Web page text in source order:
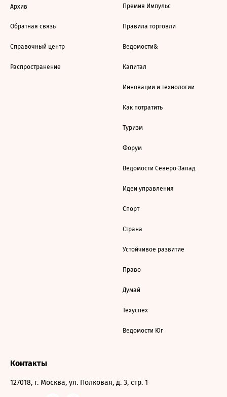
Архив
Обратная связь
Справочный центр
Распространение
Премия Импульс
Правила торговли
Ведомости&
Капитал
Инновации и технологии
Как потратить
Туризм
Форум
Ведомости Северо-Запад
Идеи управления
Спорт
Страна
Устойчивое развитие
Право
Думай
Техуспех
Ведомости Юг
Контакты
127018, г. Москва, ул. Полковая, д. 3, стр. 1